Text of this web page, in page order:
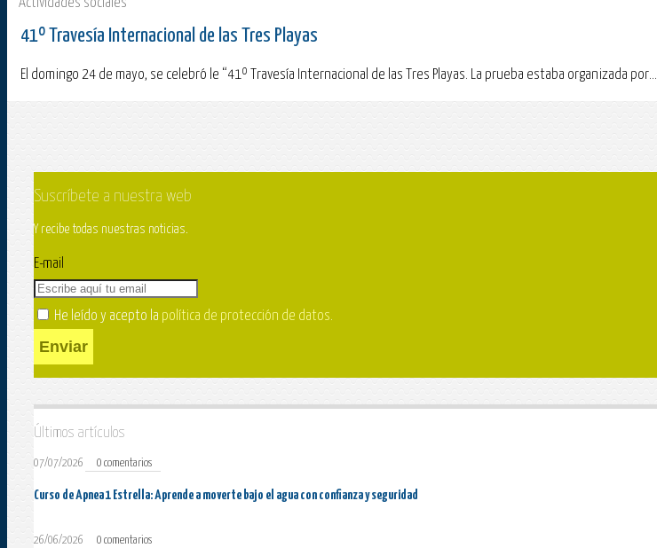
Actividades sociales
41º Travesía Internacional de las Tres Playas
El domingo 24 de mayo, se celebró le “41º Travesía Internacional de las Tres Playas. La prueba estaba organizada por...
Suscríbete a nuestra web
Y recibe todas nuestras noticias.
E-mail
He leído y acepto la política de protección de datos.
Enviar
Últimos artículos
07/07/2026 0 comentarios
Curso de Apnea 1 Estrella: Aprende a moverte bajo el agua con confianza y seguridad
26/06/2026 0 comentarios